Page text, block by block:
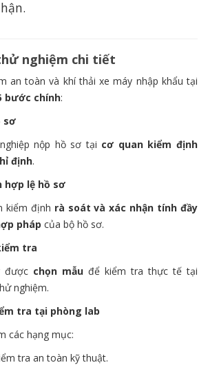
nghiệm chi tiết
an toàn và khí thải xe máy nhập khẩu tại
bước chính:
sơ
nộp hồ sơ tại cơ quan kiểm định
định.
hợp lệ hồ sơ
kiểm định rà soát và xác nhận tính đầy
pháp của bộ hồ sơ.
tra
được chọn mẫu để kiểm tra thực tế tại
nghiệm.
tra tại phòng lab
các hạng mục:
tra an toàn kỹ thuật.